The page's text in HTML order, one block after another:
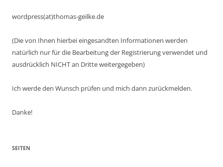
wordpress(at)thomas-geilke.de
(Die von Ihnen hierbei eingesandten Informationen werden
natürlich nur für die Bearbeitung der Registrierung verwendet und
ausdrücklich NICHT an Dritte weitergegeben)
Ich werde den Wunsch prüfen und mich dann zurückmelden.
Danke!
SEITEN